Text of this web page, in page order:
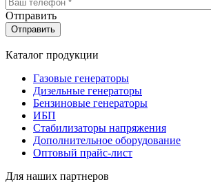
Отправить
Каталог продукции
Газовые генераторы
Дизельные генераторы
Бензиновые генераторы
ИБП
Стабилизаторы напряжения
Дополнительное оборудование
Оптовый прайс-лист
Для наших партнеров